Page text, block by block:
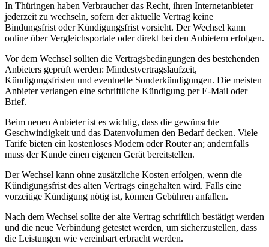
In Thüringen haben Verbraucher das Recht, ihren Internetanbieter
jederzeit zu wechseln, sofern der aktuelle Vertrag keine
Bindungsfrist oder Kündigungsfrist vorsieht. Der Wechsel kann
online über Vergleichsportale oder direkt bei den Anbietern erfolgen.
Vor dem Wechsel sollten die Vertragsbedingungen des bestehenden
Anbieters geprüft werden: Mindestvertragslaufzeit,
Kündigungsfristen und eventuelle Sonderkündigungen. Die meisten
Anbieter verlangen eine schriftliche Kündigung per E‑Mail oder
Brief.
Beim neuen Anbieter ist es wichtig, dass die gewünschte
Geschwindigkeit und das Datenvolumen den Bedarf decken. Viele
Tarife bieten ein kostenloses Modem oder Router an; andernfalls
muss der Kunde einen eigenen Gerät bereitstellen.
Der Wechsel kann ohne zusätzliche Kosten erfolgen, wenn die
Kündigungsfrist des alten Vertrags eingehalten wird. Falls eine
vorzeitige Kündigung nötig ist, können Gebühren anfallen.
Nach dem Wechsel sollte der alte Vertrag schriftlich bestätigt werden
und die neue Verbindung getestet werden, um sicherzustellen, dass
die Leistungen wie vereinbart erbracht werden.